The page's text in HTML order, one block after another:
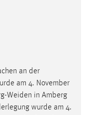
an der
am 4. November
Weiden in Amberg
wurde am 4.